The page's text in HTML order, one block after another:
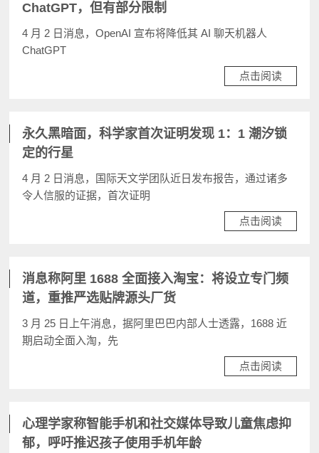
ChatGPT，但有部分限制
4 月 2 日消息，OpenAI 宣布将降低其 AI 聊天机器人
ChatGPT
点击阅读
永久黑暗面，科学家首次证明发现 1：1 潮汐锁
定的行星
4 月 2 日消息，国际天文学团队近日发布报告，通过诸多
令人信服的证据，首次证明
点击阅读
消息称阿里 1688 全面接入淘宝：将设立专门频
道，重推严选贴牌源头厂货
3 月 25 日上午消息，据阿里巴巴内部人士透露，1688 近
期启动全面入淘，先
点击阅读
心理学家称智能手机和社交媒体导致儿童焦虑抑
郁，呼吁推迟孩子使用手机年龄